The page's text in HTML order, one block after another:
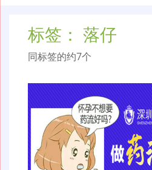
标签： 落仔
同标签的约7个